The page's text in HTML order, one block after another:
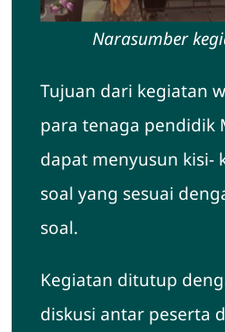
Narasumber
Tujuan dari kegiatan
para tenaga pendidik
dapat menyusun kisi-
soal yang sesuai
soal.
Kegiatan ditutup
diskusi antar peserta